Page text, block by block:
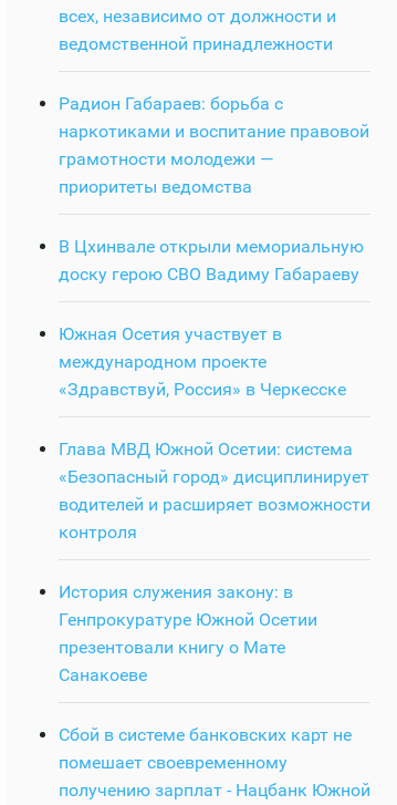
всех, независимо от должности и
ведомственной принадлежности
Радион Габараев: борьба с
наркотиками и воспитание правовой
грамотности молодежи —
приоритеты ведомства
В Цхинвале открыли мемориальную
доску герою СВО Вадиму Габараеву
Южная Осетия участвует в
международном проекте
«Здравствуй, Россия» в Черкесске
Глава МВД Южной Осетии: система
«Безопасный город» дисциплинирует
водителей и расширяет возможности
контроля
История служения закону: в
Генпрокуратуре Южной Осетии
презентовали книгу о Мате
Санакоеве
Сбой в системе банковских карт не
помешает своевременному
получению зарплат - Нацбанк Южной